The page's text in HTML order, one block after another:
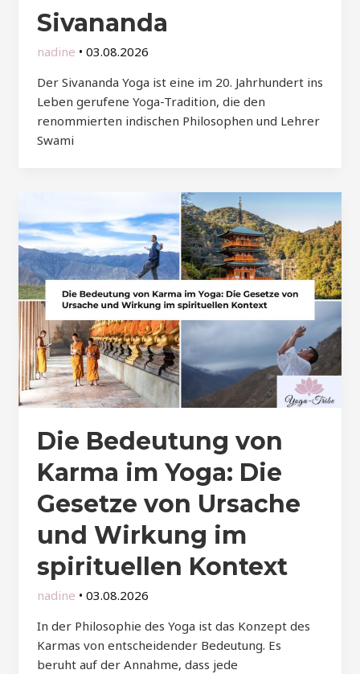
Sivananda
nadine • 03.08.2026
Der Sivananda Yoga ist eine im 20. Jahrhundert ins
Leben gerufene Yoga-Tradition, die den
renommierten indischen Philosophen und Lehrer
Swami
Die Bedeutung von
Karma im Yoga: Die
Gesetze von Ursache
und Wirkung im
spirituellen Kontext
nadine • 03.08.2026
In der Philosophie des Yoga ist das Konzept des
Karmas von entscheidender Bedeutung. Es
beruht auf der Annahme, dass jede